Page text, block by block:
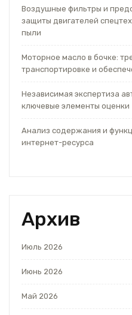
Воздушные фильтры и
защиты двигателей
пыли
Моторное масло в бочке:
транспортировке и
Независимая экспертиза
ключевые элементы оценки
Анализ содержания и
интернет-ресурса
Архив
Июль 2026
Июнь 2026
Май 2026